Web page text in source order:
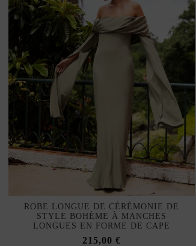
ROBE LONGUE DE CÉRÉMONIE DE
STYLE BOHÈME À MANCHES
LONGUES EN FORME DE CAPE
215,00 €